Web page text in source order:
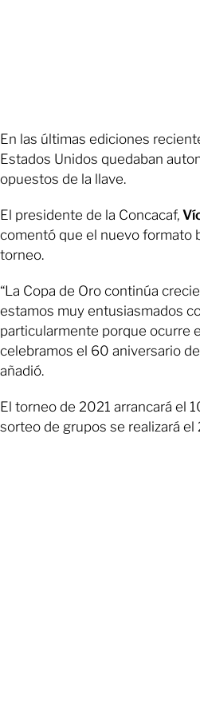
En las últimas ediciones
Estados Unidos quedaban
opuestos de la llave.
El presidente de la Concacaf,
comentó que el nuevo formato
torneo.
“La Copa de Oro continúa
estamos muy entusiasmados
particularmente porque ocurre
celebramos el 60 aniversario
añadió.
El torneo de 2021 arrancará el
sorteo de grupos se realizará